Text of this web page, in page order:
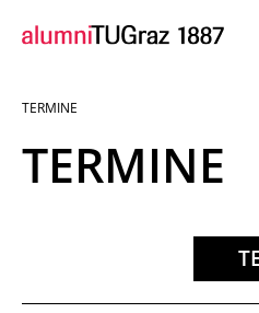
Sie
sind:
TERMINE
TERMINE